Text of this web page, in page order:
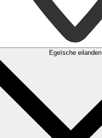
Egeïsche eilanden